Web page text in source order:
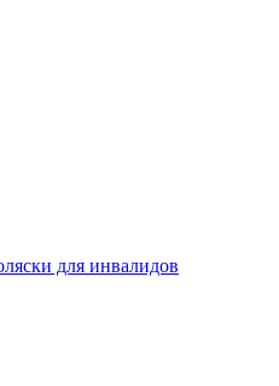
для инвалидов